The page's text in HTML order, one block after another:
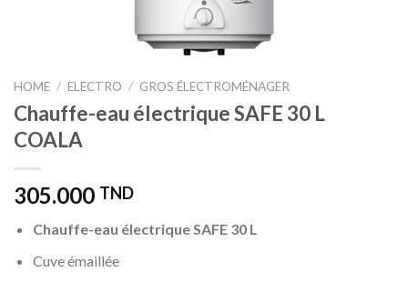
HOME / ELECTRO / GROS ÉLECTROMÉNAGER
Chauffe-eau électrique SAFE 30 L
COALA
305.000 TND
Chauffe-eau électrique SAFE 30 L
Cuve émaillée